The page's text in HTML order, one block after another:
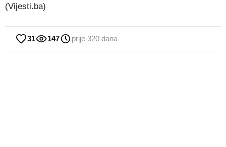
(Vijesti.ba)
31 147 prije 320 dana